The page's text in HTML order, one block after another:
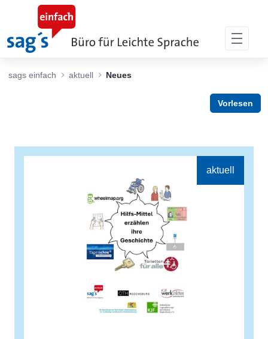
Zum Hauptinhalt springen
sags einfach aktuell Neues
Vorlesen